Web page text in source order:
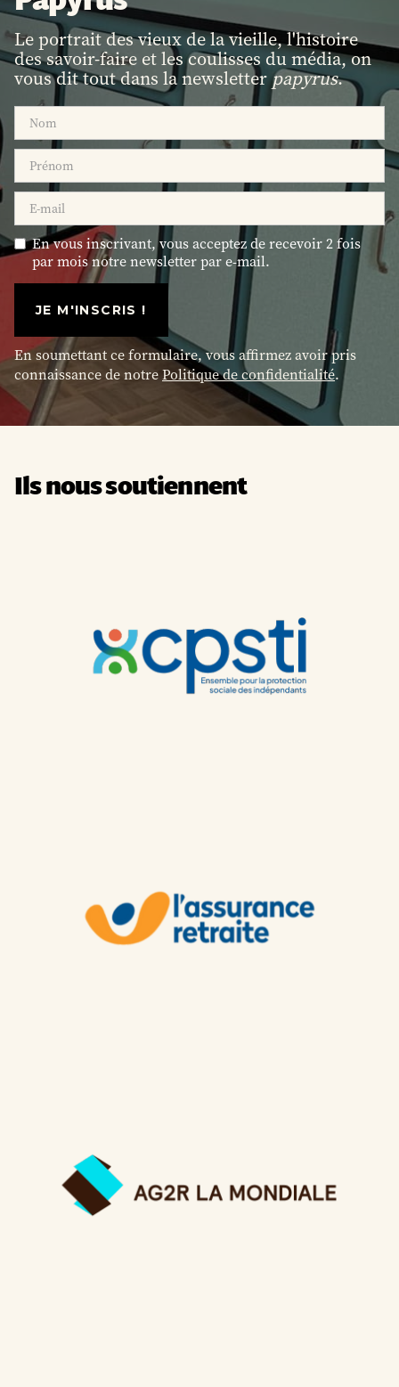
Le portrait des vieux de la vieille, l'histoire
des savoir-faire et les coulisses du média, on
vous dit tout dans la newsletterpapyrus.
En vous inscrivant, vous acceptez de recevoir 2 fois
par mois notre newsletter par e-mail.
En soumettant ce formulaire, vous affirmez avoir pris
connaissance de notrePolitique de confidentialité.
Ils nous soutiennent